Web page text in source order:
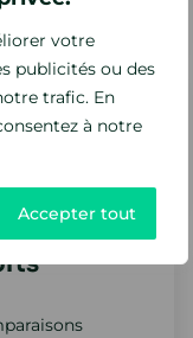
votre
publicités ou des
trafic. En
à notre
Accepter tout
codage
des
sans